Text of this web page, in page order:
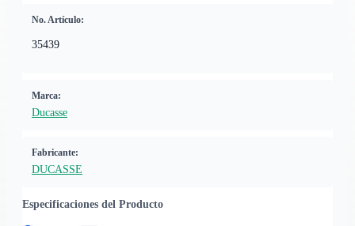
No. Artículo:
35439
Marca:
Ducasse
Fabricante:
DUCASSE
Especificaciones del Producto